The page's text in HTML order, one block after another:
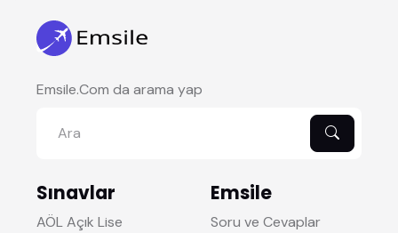
Emsile.Com da arama yap
Sınavlar
AÖL Açık Lise
Emsile
Soru ve Cevaplar